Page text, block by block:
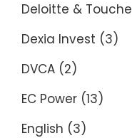
Deloitte & Touche
Dexia Invest (3)
DVCA (2)
EC Power (13)
English (3)